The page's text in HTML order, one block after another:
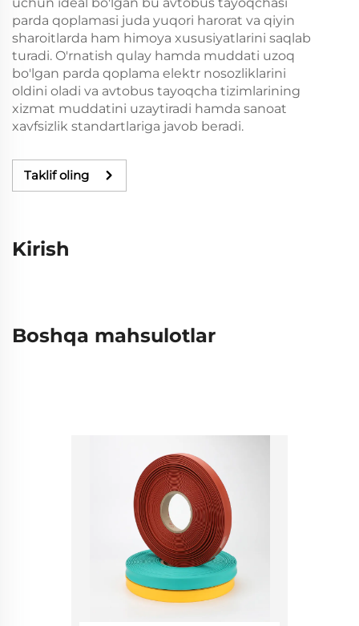
parda qoplamasi juda yuqori harorat va qiyin
sharoitlarda ham himoya xususiyatlarini saqlab
turadi. O'rnatish qulay hamda muddati uzoq
bo'lgan parda qoplama elektr nosozliklarini
oldini oladi va avtobus tayoqcha tizimlarining
xizmat muddatini uzaytiradi hamda sanoat
xavfsizlik standartlariga javob beradi.
Taklif oling
Kirish
Boshqa mahsulotlar